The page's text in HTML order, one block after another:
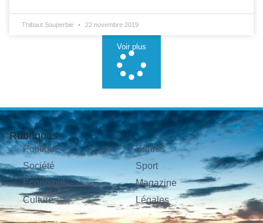
Thibaut Souperbie 22 novembre 2019
Voir plus
Rubriques
Politique
Société
Économie
Culture
Sorties
Sport
Magazine
Légales